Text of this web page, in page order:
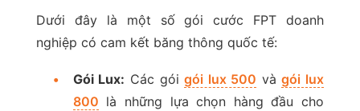
Dưới đây là một số gói cước FPT doanh
nghiệp có cam kết băng thông quốc tế:
• Gói Lux: Các góigói lux 500 vàgói lux
800 là những lựa chọn hàng đầu cho